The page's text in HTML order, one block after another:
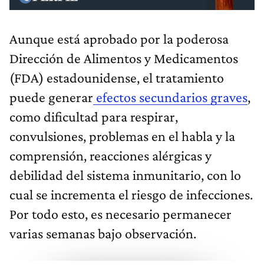
Aunque está aprobado por la poderosa
Dirección de Alimentos y Medicamentos
(FDA) estadounidense, el tratamiento
puede generar efectos secundarios graves,
como dificultad para respirar,
convulsiones, problemas en el habla y la
comprensión, reacciones alérgicas y
debilidad del sistema inmunitario, con lo
cual se incrementa el riesgo de infecciones.
Por todo esto, es necesario permanecer
varias semanas bajo observación.